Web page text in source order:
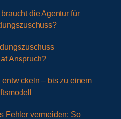
die Agentur für
Anspruch?
entwickeln – bis zu einem
Fehler vermeiden: So